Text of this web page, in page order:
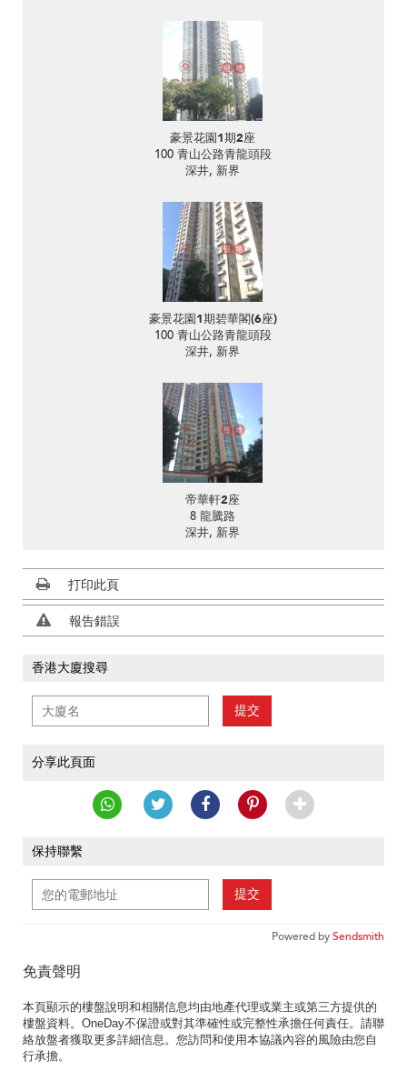
豪景花園1期2座
100 青山公路青龍頭段
深井, 新界
豪景花園1期碧華閣(6座)
100 青山公路青龍頭段
深井, 新界
帝華軒2座
8 龍騰路
深井, 新界
打印此頁
報告錯誤
香港大廈搜尋
提交
分享此頁面
保持聯繫
提交
Powered bySendsmith
免責聲明
本頁顯示的樓盤說明和相關信息均由地產代理或業主或第三方提供的
樓盤資料。OneDay不保證或對其準確性或完整性承擔任何責任。請聯
絡放盤者獲取更多詳細信息。您訪問和使用本協議內容的風險由您自
行承擔。